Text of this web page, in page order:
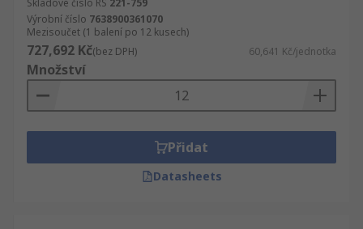
Skladové číslo RS 221-759
Výrobní číslo 7638900361070
Mezisoučet (1 balení po 12 kusech)
727,692 Kč(bez DPH) 60,641 Kč/jednotka
Množství
Přidat
Datasheets